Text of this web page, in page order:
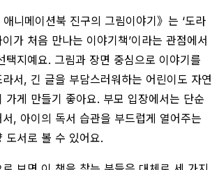
애니메이션북 진구의 그림이야기》는 ‘도라
가 처음 만나는 이야기책’이라는 관점에서
택지예요. 그림과 장면 중심으로 이야기를
서, 긴 글을 부담스러워하는 어린이도 자연
가게 만들기 좋아요. 부모 입장에서는 단순
, 아이의 독서 습관을 부드럽게 열어주는
도서로 볼 수 있어요.